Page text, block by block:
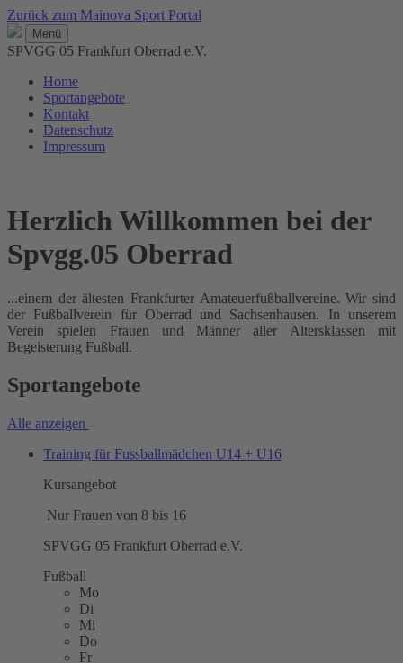
Zurück zum Mainova Sport Portal
Menü
SPVGG 05 Frankfurt Oberrad e.V.
Home
Sportangebote
Kontakt
Datenschutz
Impressum
Herzlich Willkommen bei der
Spvgg.05 Oberrad
...einem der ältesten Frankfurter Amateuerfußballvereine. Wir sind
der Fußballverein für Oberrad und Sachsenhausen. In unserem
Verein spielen Frauen und Männer aller Altersklassen mit
Begeisterung Fußball.
Sportangebote
Alle anzeigen
Training für Fussballmädchen U14 + U16
Kursangebot
Nur Frauen von 8 bis 16
SPVGG 05 Frankfurt Oberrad e.V.
Fußball
Mo
Di
Mi
Do
Fr